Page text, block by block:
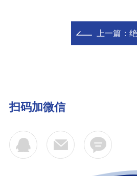
上一篇：
扫码加微信